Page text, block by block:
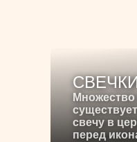
Множество
свечу в
перед